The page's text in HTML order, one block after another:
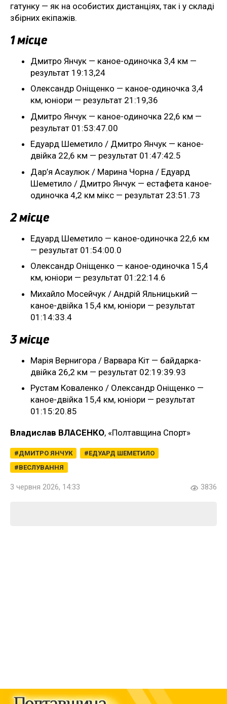
гатунку — як на особистих дистанціях, так і у складі
збірних екіпажів.
1 місце
Дмитро Янчук — каное-одиночка 3,4 км —
результат 19:13,24
Олександр Оніщенко — каное-одиночка 3,4
км, юніори — результат 21:19,36
Дмитро Янчук — каное-одиночка 22,6 км —
результат 01:53:47.00
Едуард Шеметило / Дмитро Янчук — каное-
двійка 22,6 км — результат 01:47:42.5
Дар’я Асаулюк / Марина Чорна / Едуард
Шеметило / Дмитро Янчук — естафета каное-
одиночка 4,2 км мікс — результат 23:51.73
2 місце
Едуард Шеметило — каное-одиночка 22,6 км
— результат 01:54:00.0
Олександр Оніщенко — каное-одиночка 15,4
км, юніори — результат 01:22:14.6
Михайло Мосейчук / Андрій Яльницький —
каное-двійка 15,4 км, юніори — результат
01:14:33.4
3 місце
Марія Вернигора / Варвара Кіт — байдарка-
двійка 26,2 км — результат 02:19:39.93
Рустам Коваленко / Олександр Оніщенко —
каное-двійка 15,4 км, юніори — результат
01:15:20.85
Владислав ВЛАСЕНКО, «Полтавщина Спорт»
ДМИТРО ЯНЧУК
ЕДУАРД ШЕМЕТИЛО
ВЕСЛУВАННЯ
3 червня 2026, 14:33 3836